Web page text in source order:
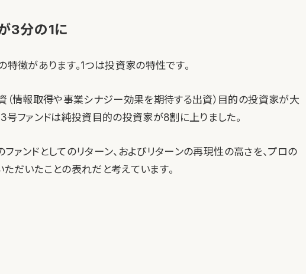
3分の1に
特徴があります。1つは投資家の特性です。
（情報取得や事業シナジー効果を期待する出資）目的の投資家が大
号ファンドは純投資目的の投資家が8割に上りました。
ァンドとしてのリターン、およびリターンの再現性の高さを、プロの
だいたことの表れだと考えています。